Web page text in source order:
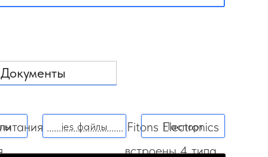
Документы
................................ Fitons Electronics
встроены 4 типа
ies файлы Паспорт